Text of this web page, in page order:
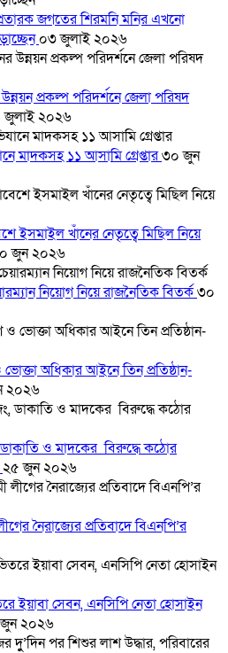
জগতের শিরমনি মনির এখনো
০৩ জুলাই ২০২৬
উন্নয়ন প্রকল্প পরিদর্শনে জেলা পরিষদ
জুলাই ২০২৬
মাদকসহ ১১ আসামি গ্রেপ্তার৩০ জুন
ইসমাইল খাঁনের নেতৃত্বে মিছিল নিয়ে
জুন ২০২৬
নিয়োগ নিয়ে রাজনৈতিক বিতর্ক৩০
অধিকার আইনে তিন প্রতিষ্ঠান-
২০২৬
ও মাদকের বিরুদ্ধে কঠোর
২৫ জুন ২০২৬
নৈরাজ্যের প্রতিবাদে বিএনপি’র
ইয়াবা সেবন, এনসিপি নেতা হোসাইন
২০২৬